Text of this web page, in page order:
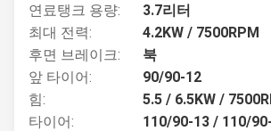
연료탱크 용량:
3.7리터
최대 전력:
4.2KW / 7500RPM
후면 브레이크:
북
앞 타이어:
90/90-12
힘:
5.5 / 6.5KW /
타이어:
110/90-13 / 110/